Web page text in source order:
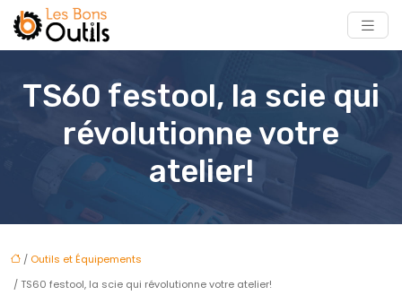
TS60 festool, la scie qui
révolutionne votre
atelier!
/ Outils et Équipements
/ TS60 festool, la scie qui révolutionne votre atelier!